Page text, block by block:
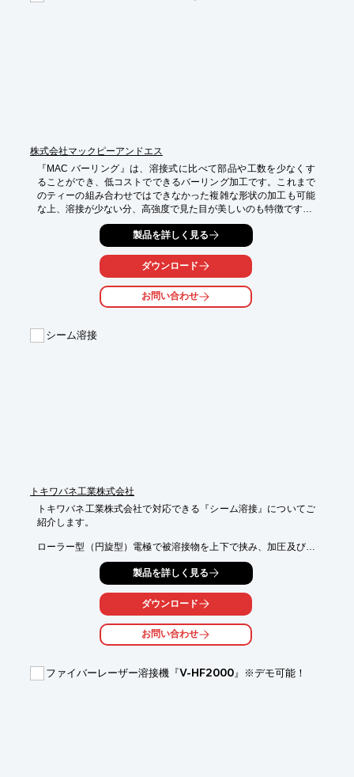
株式会社マックピーアンドエス
『MAC バーリング』は、溶接式に比べて部品や工数を少なくす
ることができ、低コストでできるバーリング加工です。これまで
のティーの組み合わせではできなかった複雑な形状の加工も可能
な上、溶接が少ない分、高強度で見た目が美しいのも特徴です。
ユニット配管など、混み入った配管時にも、コンパクトに収める
【『MAC バーリング』の特徴】
■規格品ティーよりコストを削減
■パイプにかかる溶接加工時の入熱が低く、歪みを低減
■枝部をフライス加工することで、角度調整や溶接が容易
さい。
製品を詳しく見る
ダウンロード
お問い合わせ
シーム溶接
トキワバネ工業株式会社
トキワバネ工業株式会社で対応できる『シーム溶接』についてご
紹介します。
ローラー型（円旋型）電極で被溶接物を上下で挟み、加圧及び通
回転させて接合。長い被溶接物を連続して溶接したいときに好適
線状に溶接することができるので、気密が必要な部分の封止溶接
用いられています。
■気密が必要な部分に適している
製品を詳しく見る
ダウンロード
お問い合わせ
ファイバーレーザー溶接機『V-HF2000』※デモ可能！